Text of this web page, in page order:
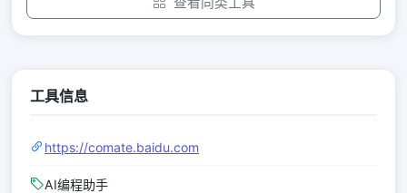
工具信息
https://comate.baidu.com
AI编程助手